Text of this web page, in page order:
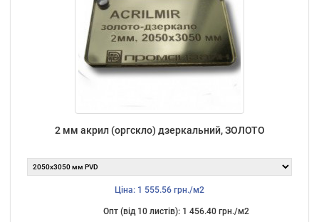
2 мм акрил (оргскло) дзеркальний, ЗОЛОТО
Ціна: 1 555.56 грн./м2
Опт (від 10 листiв): 1 456.40 грн./м2